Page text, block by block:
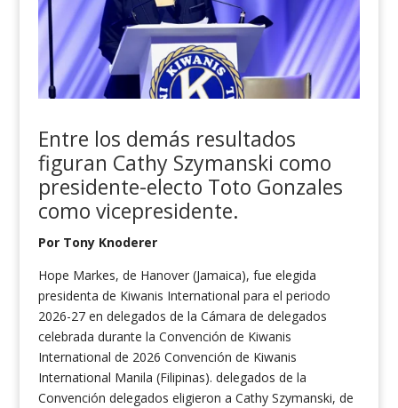
Entre los demás resultados
figuran Cathy Szymanski como
presidente-electo Toto Gonzales
como vicepresidente.
Por Tony Knoderer
Hope Markes, de Hanover (Jamaica), fue elegida
presidenta de Kiwanis International para el periodo
2026-27 en delegados de la Cámara de delegados
celebrada durante la Convención de Kiwanis
International de 2026 Convención de Kiwanis
International Manila (Filipinas). delegados de la
Convención delegados eligieron a Cathy Szymanski, de